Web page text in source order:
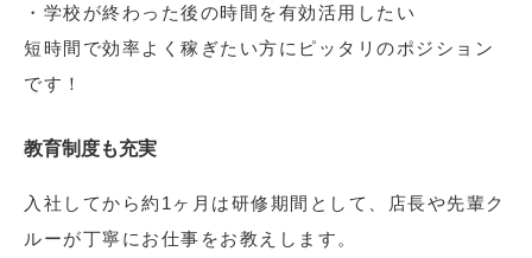
・学校が終わった後の時間を有効活用したい
短時間で効率よく稼ぎたい方にピッタリのポジション
です！
教育制度も充実
入社してから約1ヶ月は研修期間として、店長や先輩ク
ルーが丁寧にお仕事をお教えします。